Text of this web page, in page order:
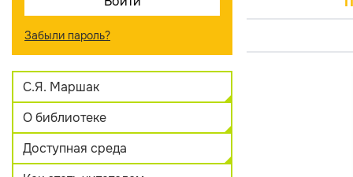
Забыли пароль?
С.Я. Маршак
О библиотеке
Доступная среда